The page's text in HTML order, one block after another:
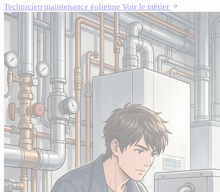
Technicien maintenance éolienne Voir le métier